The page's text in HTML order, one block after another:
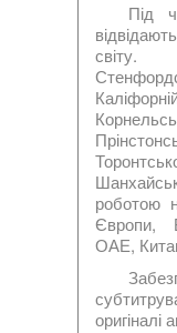
Під
світу.
роботою
Європи,
ОАЕ,